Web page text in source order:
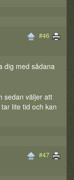
#46
dig med sådana
sedan väljer att
lite tid och kan
#47